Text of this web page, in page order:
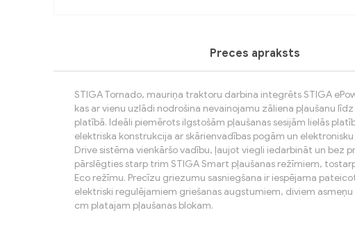
Previous
Preces apraksts
STIGA Tornado, mauriņa traktoru darbina integrēts STIGA
kas ar vienu uzlādi nodrošina nevainojamu zāliena pļaušanu
platībā. Ideāli piemērots ilgstošām pļaušanas sesijām lielās
elektriska konstrukcija ar skārienvadības pogām un elektronisku
Drive sistēma vienkāršo vadību, ļaujot viegli iedarbināt un bez
pārslēgties starp trim STIGA Smart pļaušanas režīmiem,
Eco režīmu. Precīzu griezumu sasniegšana ir iespējama
elektriski regulējamiem griešanas augstumiem, diviem
cm platajam pļaušanas blokam.